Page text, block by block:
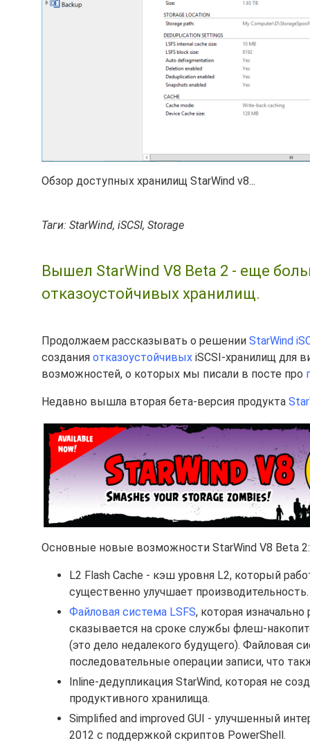
Обзор доступных хранилищ StarWind v8...
Таги: StarWind, iSCSI, Storage
Вышел StarWind V8 Beta 2 - еще
отказоустойчивых хранилищ.
Продолжаем рассказывать о решении StarWind
создания отказоустойчивых iSCSI-хранилищ для
возможностей, о которых мы писали в посте про
Недавно вышла вторая бета-версия продукта
Основные новые возможности StarWind V8 Beta 2:
L2 Flash Cache - кэш уровня L2, который
существенно улучшает производительность.
Файловая система LSFS, которая
сказывается на сроке службы флеш-
(это дело недалекого будущего). Файловая
последовательные операции записи, что
Inline-дедупликация StarWind, которая не
продуктивного хранилища.
Simplified and improved GUI - улучшенный
2012 с поддержкой скриптов PowerShell.